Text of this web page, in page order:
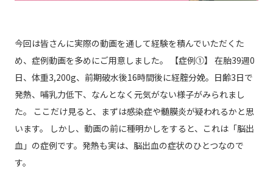
今回は皆さんに実際の動画を通して経験を積んでいただくた
め、症例動画を多めにご用意しました。 【症例①】 在胎39週0
日、体重3,200g、前期破水後16時間後に経腟分娩。日齢3日で
発熱、哺乳力低下、なんとなく元気がない様子がみられまし
た。 ここだけ見ると、まずは感染症や髄膜炎が疑われるかと思
います。 しかし、動画の前に種明かしをすると、これは「脳出
血」の症例です。発熱も実は、脳出血の症状のひとつなので
す。